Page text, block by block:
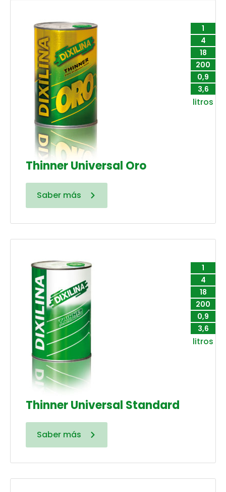
1
4
18
200
0,9
3,6
litros
Thinner Universal Oro
Saber más
1
4
18
200
0,9
3,6
litros
Thinner Universal Standard
Saber más